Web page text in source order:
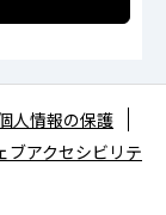
人情報の保護
ブアクセシビリテ